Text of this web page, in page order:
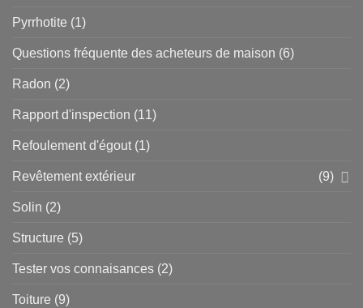
Pyrrhotite (1)
Questions fréquente des acheteurs de maison (6)
Radon (2)
Rapport d'inspection (11)
Refoulement d'égout (1)
Revêtement extérieur (9)
Solin (2)
Structure (5)
Tester vos connaisances (2)
Toiture (9)